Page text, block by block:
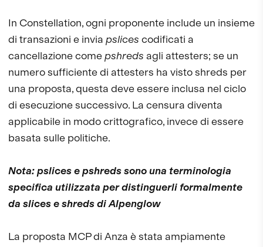
In Constellation, ogni proponente include un insieme
di transazioni e invia pslices codificati a
cancellazione come pshreds agli attesters; se un
numero sufficiente di attesters ha visto shreds per
una proposta, questa deve essere inclusa nel ciclo
di esecuzione successivo. La censura diventa
applicabile in modo crittografico, invece di essere
basata sulle politiche.
Nota: pslices e pshreds sono una terminologia
specifica utilizzata per distinguerli formalmente
da slices e shreds di Alpenglow
La proposta MCP di Anza è stata ampiamente